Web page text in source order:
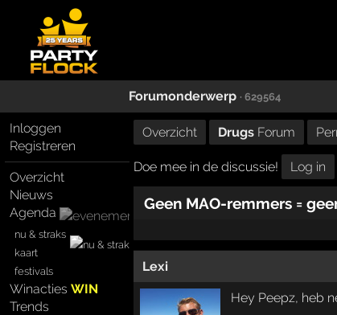
Forumonderwerp · 629564
Inloggen
Registreren
Overzicht
Nieuws
Agenda
nu & straks
kaart
festivals
WinactiesWIN
Trends
Overzicht Drugs Forum
Doe mee in de discussie! Log in
Geen MAO-remmers =
Lexi
Hey Peepz, heb